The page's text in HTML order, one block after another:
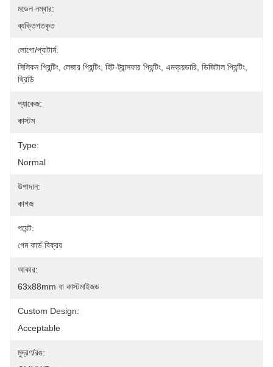
মডেল নম্বার:
ব্যক্তিগতকৃত
লোগো/প্যাটার্ন:
সিলিকন প্রিন্টিং, লেজার প্রিন্টিং, হিট-ট্রান্সফার প্রিন্টিং, এমব্রয়ডারি, ডিজিটাল প্রিন্টিং,
থ্রিডি
প্যাকেজ:
কাস্টম
Type:
Normal
উপাদান:
কাগজ
পয়েন্ট:
গেম কার্ড বিক্রয়
আকার:
63x88mm বা কাস্টমাইজড
Custom Design:
Acceptable
মুদ্রণ/রঙ: